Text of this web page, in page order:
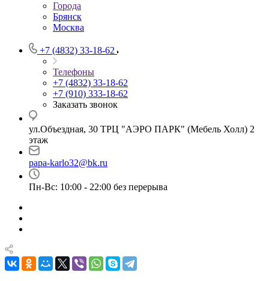
Города
Брянск
Москва
+7 (4832) 33-18-62
Телефоны
+7 (4832) 33-18-62
+7 (910) 333-18-62
Заказать звонок
ул.Объездная, 30 ТРЦ "АЭРО ПАРК" (Мебель Холл) 2
этаж
papa-karlo32@bk.ru
Пн-Вс: 10:00 - 22:00 без перерыва